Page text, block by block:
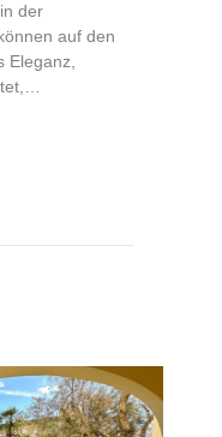
der
auf den
Eleganz,